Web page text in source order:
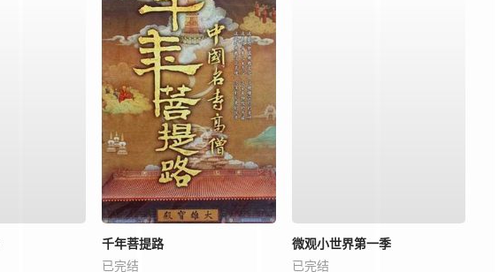
千年菩提路
已完结
微观小世界第一季
已完结